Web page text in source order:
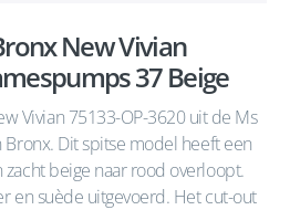
New Vivian
37 Beige
Vivian 75133-OP-3620 uit de Ms
Bronx. Dit spitse model heeft een
beige naar rood overloopt.
en suède uitgevoerd. Het cut-out